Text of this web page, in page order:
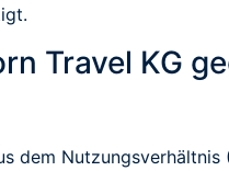
Travel KG
dem